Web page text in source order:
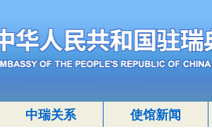
中瑞关系 使馆新闻